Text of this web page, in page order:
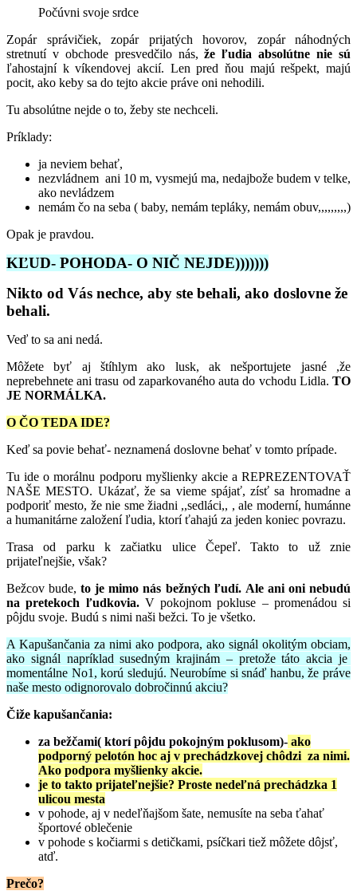
Počúvni svoje srdce
Zopár správičiek, zopár prijatých hovorov, zopár náhodných
stretnutí v obchode presvedčilo nás,že ľudia absolútne nie sú
ľahostajní k víkendovej akcií. Len pred ňou majú rešpekt, majú
pocit, ako keby sa do tejto akcie práve oni nehodili.
Tu absolútne nejde o to, žeby ste nechceli.
Príklady:
ja neviem behať,
nezvládnem ani 10 m, vysmejú ma, nedajbože budem v telke,
ako nevládzem
nemám čo na seba ( baby, nemám tepláky, nemám obuv,,,,,,,,,)
Opak je pravdou.
KĽUD- POHODA- O NIČ NEJDE)))))))
Nikto od Vás nechce, aby ste behali, ako doslovne že
behali.
Veď to sa ani nedá.
Môžete byť aj štíhlym ako lusk, ak nešportujete jasné ,že
neprebehnete ani trasu od zaparkovaného auta do vchodu Lidla. TO
JE NORMÁLKA.
O ČO TEDA IDE?
Keď sa povie behať- neznamená doslovne behať v tomto prípade.
Tu ide o morálnu podporu myšlienky akcie a REPREZENTOVAŤ
NAŠE MESTO. Ukázať, že sa vieme spájať, zísť sa hromadne a
podporiť mesto, že nie sme žiadni ,,sedláci,, , ale moderní, humánne
a humanitárne založení ľudia, ktorí ťahajú za jeden koniec povrazu.
Trasa od parku k začiatku ulice Čepeľ. Takto to už znie
prijateľnejšie, však?
Bežcov bude,to je mimo nás bežných ľudí. Ale ani oni nebudú
na pretekoch ľudkovia.V pokojnom pokluse – promenádou si
pôjdu svoje. Budú s nimi naši bežci. To je všetko.
A Kapušančania za nimi ako podpora, ako signál okolitým obciam,
ako signál napríklad susedným krajinám – pretože táto akcia je
momentálne No1, korú sledujú. Neurobíme si snáď hanbu, že práve
naše mesto odignorovalo dobročinnú akciu?
Čiže kapušančania:
za bežčami( ktorí pôjdu pokojným poklusom)- ako
podporný pelotón hoc aj v prechádzkovej chôdzi za nimi.
Ako podpora myšlienky akcie.
je to takto prijateľnejšie? Proste nedeľná prechádzka 1
ulicou mesta
v pohode, aj v nedeľňajšom šate, nemusíte na seba ťahať
športové oblečenie
v pohode s kočiarmi s detičkami, psíčkari tiež môžete dôjsť,
atď.
Prečo?